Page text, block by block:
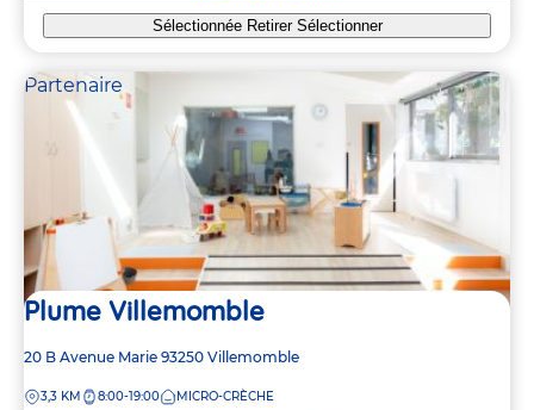
Sélectionnée Retirer Sélectionner
Partenaire
Plume Villemomble
Adresse
la
20 B Avenue Marie 93250 Villemomble
DISTANCE
3,3 KM 8:00-19:00 MICRO-CRÈCHE